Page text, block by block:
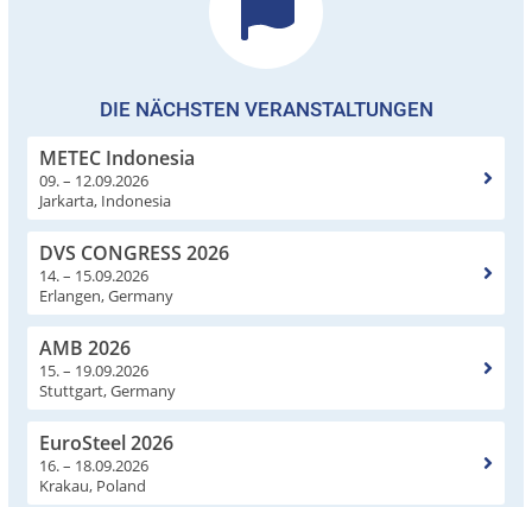
DIE NÄCHSTEN VERANSTALTUNGEN
METEC Indonesia
09. – 12.09.2026
Jarkarta, Indonesia
DVS CONGRESS 2026
14. – 15.09.2026
Erlangen, Germany
AMB 2026
15. – 19.09.2026
Stuttgart, Germany
EuroSteel 2026
16. – 18.09.2026
Krakau, Poland